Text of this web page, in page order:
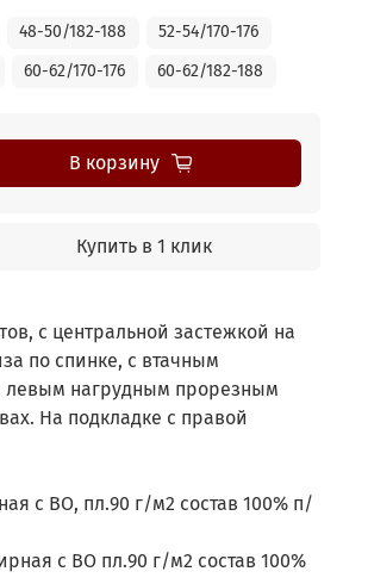
48-50/182-188
52-54/170-176
60-62/170-176 60-62/182-188
В корзину
Купить в 1 клик
с центральной застежкой на
по спинке, с втачным
левым нагрудным прорезным
На подкладке с правой
с ВО, пл.90 г/м2 состав 100% п/
с ВО пл.90 г/м2 состав 100%